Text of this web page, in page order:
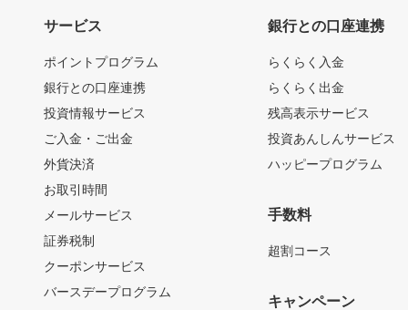
サービス
ポイントプログラム
銀行との口座連携
投資情報サービス
ご入金・ご出金
外貨決済
お取引時間
メールサービス
証券税制
クーポンサービス
バースデープログラム
銀行との口座連携
らくらく入金
らくらく出金
残高表示サービス
投資あんしんサービス
ハッピープログラム
手数料
超割コース
キャンペーン